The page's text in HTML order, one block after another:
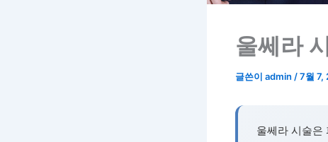
울쎄라
글쓴이 admin /7월 7,
울쎄라 시술은